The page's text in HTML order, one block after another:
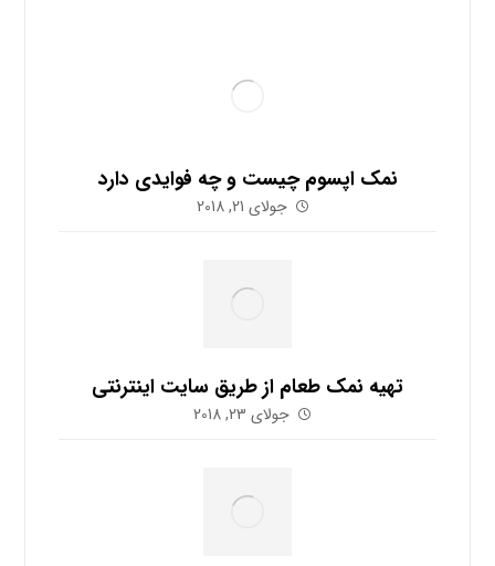
نمک اپسوم چیست و چه فوایدی دارد
جولای 21, 2018
تهیه نمک طعام از طریق سایت اینترنتی
جولای 23, 2018